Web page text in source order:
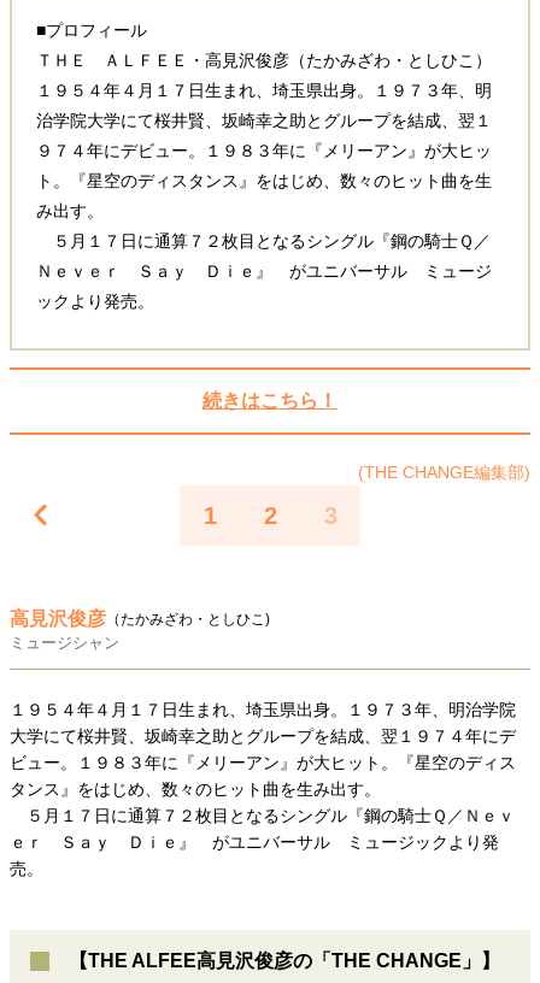
■プロフィール
ＴＨＥ ＡＬＦＥＥ・高見沢俊彦（たかみざわ・としひこ）
１９５４年４月１７日生まれ、埼玉県出身。１９７３年、明
治学院大学にて桜井賢、坂崎幸之助とグループを結成、翌１
９７４年にデビュー。１９８３年に『メリーアン』が大ヒッ
ト。『星空のディスタンス』をはじめ、数々のヒット曲を生
み出す。
５月１７日に通算７２枚目となるシングル『鋼の騎士Ｑ／
Ｎｅｖｅｒ Ｓａｙ Ｄｉｅ』 がユニバーサル ミュージ
ックより発売。
続きはこちら！
(THE CHANGE編集部)
1 2 3
高見沢俊彦 （たかみざわ・としひこ)
ミュージシャン
１９５４年４月１７日生まれ、埼玉県出身。１９７３年、明治学院
大学にて桜井賢、坂崎幸之助とグループを結成、翌１９７４年にデ
ビュー。１９８３年に『メリーアン』が大ヒット。『星空のディス
タンス』をはじめ、数々のヒット曲を生み出す。
５月１７日に通算７２枚目となるシングル『鋼の騎士Ｑ／Ｎｅｖ
ｅｒ Ｓａｙ Ｄｉｅ』 がユニバーサル ミュージックより発
売。
【THE ALFEE高見沢俊彦の「THE CHANGE」】